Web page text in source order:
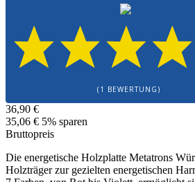
(1 BEWERTUNG)
36,90 €
35,06 € 5% sparen
Bruttopreis
Die energetische Holzplatte Metatrons
Holzträger zur gezielten energetischen